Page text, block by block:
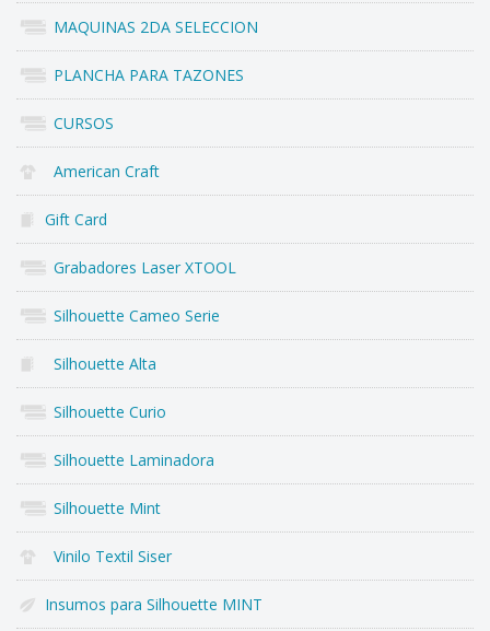
MAQUINAS 2DA SELECCION
PLANCHA PARA TAZONES
CURSOS
American Craft
Gift Card
Grabadores Laser XTOOL
Silhouette Cameo Serie
Silhouette Alta
Silhouette Curio
Silhouette Laminadora
Silhouette Mint
Vinilo Textil Siser
Insumos para Silhouette MINT